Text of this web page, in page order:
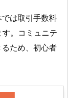
は取引手数料
。コミュニテ
ため、初心者